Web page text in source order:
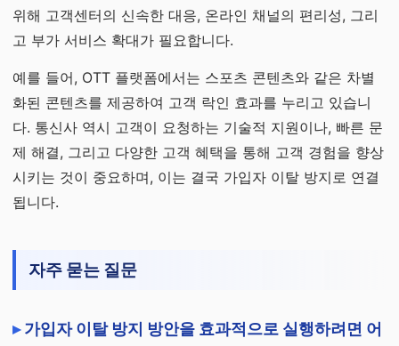
위해 고객센터의 신속한 대응, 온라인 채널의 편리성, 그리
고 부가 서비스 확대가 필요합니다.
예를 들어, OTT 플랫폼에서는 스포츠 콘텐츠와 같은 차별
화된 콘텐츠를 제공하여 고객 락인 효과를 누리고 있습니
다. 통신사 역시 고객이 요청하는 기술적 지원이나, 빠른 문
제 해결, 그리고 다양한 고객 혜택을 통해 고객 경험을 향상
시키는 것이 중요하며, 이는 결국 가입자 이탈 방지로 연결
됩니다.
자주 묻는 질문
가입자 이탈 방지 방안을 효과적으로 실행하려면 어